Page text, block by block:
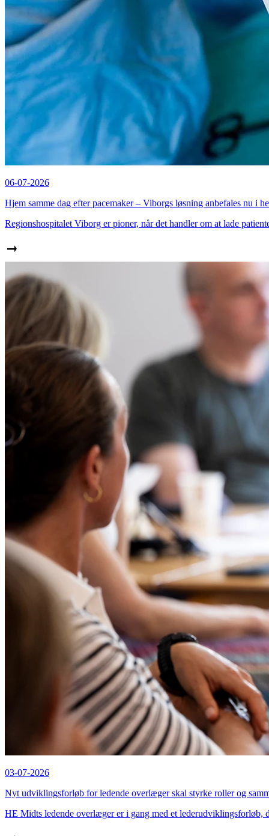
06-07-2026
Hjem samme dag efter pacemaker – Viborgs løsning anbefales nu i
Regionshospitalet Viborg er pioner, når det handler om at lade
03-07-2026
Nyt udviklingsforløb for ledende overlæger skal styrke roller og
HE Midts ledende overlæger er i gang med et lederudviklingsforløb,